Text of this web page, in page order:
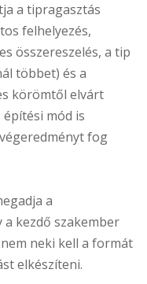
a tipragasztás
felhelyezés,
összereszelés, a tip
többet) és a
körömtől elvárt
mód is
fog
a
kezdő szakember
neki kell a formát
elkészíteni.